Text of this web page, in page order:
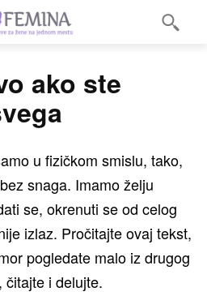
ako ste
u fizičkom smislu, tako,
snaga. Imamo želju
se, okrenuti se od celog
izlaz. Pročitajte ovaj tekst,
pogledate malo iz drugog
čitajte i delujte.